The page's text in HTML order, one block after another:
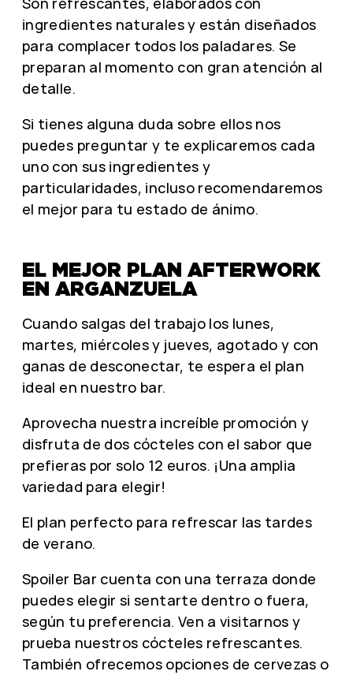
ingredientes naturales y están diseñados
para complacer todos los paladares. Se
preparan al momento con gran atención al
detalle.
Si tienes alguna duda sobre ellos nos
puedes preguntar y te explicaremos cada
uno con sus ingredientes y
particularidades, incluso recomendaremos
el mejor para tu estado de ánimo.
EL MEJOR PLAN AFTERWORK
EN ARGANZUELA
Cuando salgas del trabajo los lunes,
martes, miércoles y jueves, agotado y con
ganas de desconectar, te espera el plan
ideal en nuestro bar.
Aprovecha nuestra increíble promoción y
disfruta de dos cócteles con el sabor que
prefieras por solo 12 euros. ¡Una amplia
variedad para elegir!
El plan perfecto para refrescar las tardes
de verano.
Spoiler Bar cuenta con una terraza donde
puedes elegir si sentarte dentro o fuera,
según tu preferencia. Ven a visitarnos y
prueba nuestros cócteles refrescantes.
También ofrecemos opciones de cervezas o